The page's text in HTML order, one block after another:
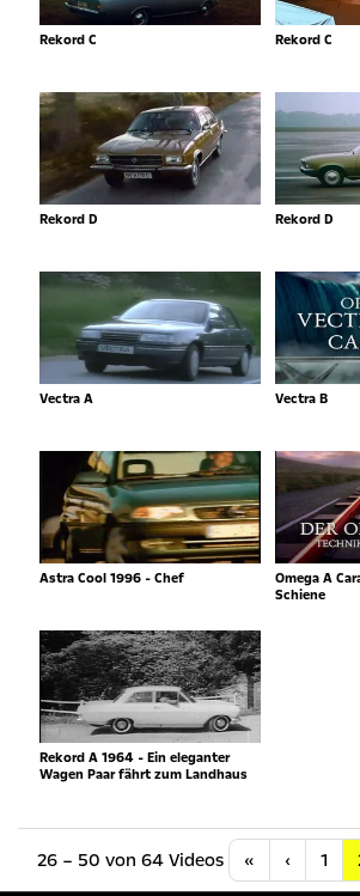
Rekord C Rekord C
Rekord D Rekord D
Vectra A Vectra B
Astra Cool 1996 - Chef
Omega A
Schiene
Rekord A 1964 - Ein eleganter
Wagen Paar fährt zum Landhaus
26 – 50 von 64 Videos « Anfang
‹ 1